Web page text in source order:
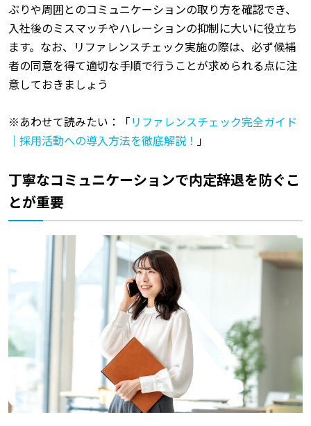
ぶりや周囲とのコミュニケーションの取り方を確認でき、
入社後のミスマッチやハレーションの抑制に大いに役立ち
ます。なお、リファレンスチェック実施の際は、必ず候補
者の同意を得て適切な手順で行うことが求められる点に注
意しておきましょう
※あわせて読みたい：「リファレンスチェック完全ガイド
｜採用活動への導入方法を徹底解説！ 」
丁寧なコミュニケーションで内定辞退を防ぐこ
とが重要